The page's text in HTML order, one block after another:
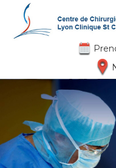
Aller au contenu principal